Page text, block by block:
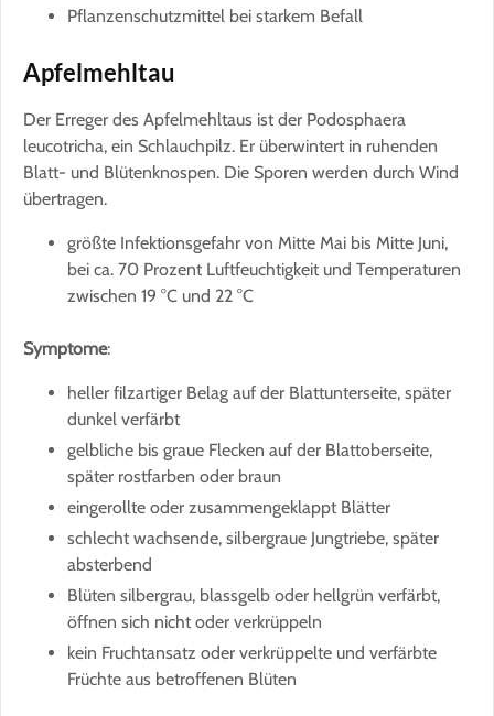
Pflanzenschutzmittel bei starkem Befall
Apfelmehltau
Der Erreger des Apfelmehltaus ist der Podosphaera
leucotricha, ein Schlauchpilz. Er überwintert in ruhenden
Blatt- und Blütenknospen. Die Sporen werden durch Wind
übertragen.
größte Infektionsgefahr von Mitte Mai bis Mitte Juni,
bei ca. 70 Prozent Luftfeuchtigkeit und Temperaturen
zwischen 19 °C und 22 °C
Symptome:
heller filzartiger Belag auf der Blattunterseite, später
dunkel verfärbt
gelbliche bis graue Flecken auf der Blattoberseite,
später rostfarben oder braun
eingerollte oder zusammengeklappt Blätter
schlecht wachsende, silbergraue Jungtriebe, später
absterbend
Blüten silbergrau, blassgelb oder hellgrün verfärbt,
öffnen sich nicht oder verkrüppeln
kein Fruchtansatz oder verkrüppelte und verfärbte
Früchte aus betroffenen Blüten